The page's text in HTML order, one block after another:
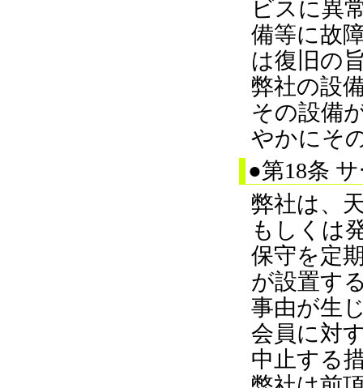
ビスに異
備等に故
は復旧の
弊社の設
その設備
やかにそ
●第18条
弊社は、
もしくは
保守を定
が設置す
事由が生
会員に対
中止する